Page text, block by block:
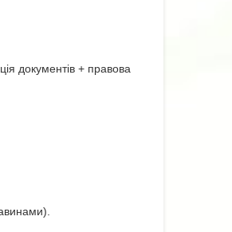
документів + правова